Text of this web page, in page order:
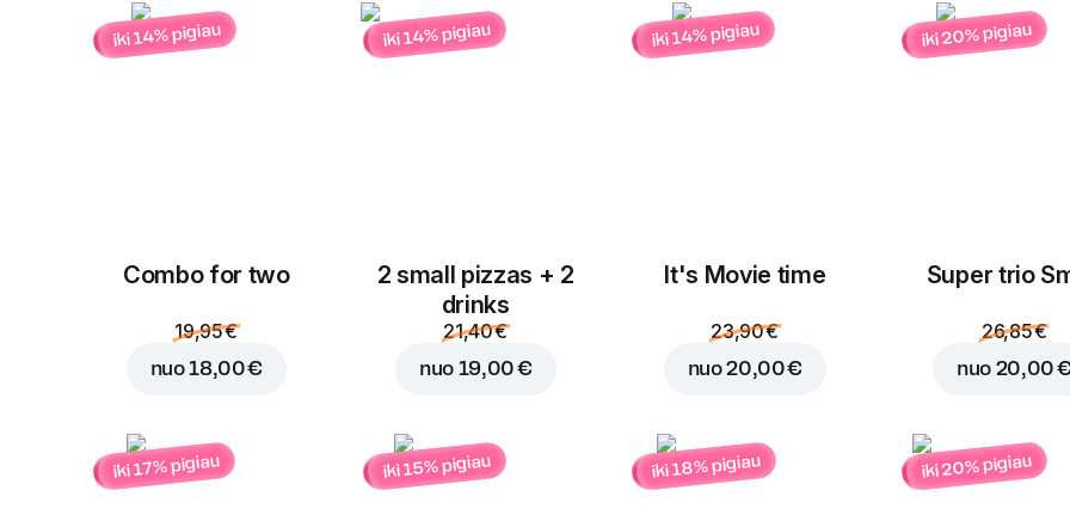
Pievagrybiai
1,25 €
Saliamis
iki 14% pigiau
Combo for two
19,95 €
nuo18,00 €
iki 14% pigiau
2 small pizzas + 2
drinks
21,40 €
nuo 19,00 €
iki 14% pigiau
It's Movie time
23,90 €
nuo20,00 €
iki 20% pigiau
Super trio
26,85 €
nuo 20,00 €
iki 17% pigiau iki 15% pigiau iki 18% pigiau iki 20% pigiau